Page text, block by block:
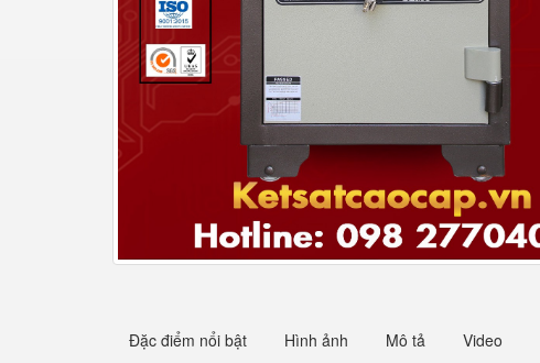
Đặc điểm nổi bật Hình ảnh Mô tả Video